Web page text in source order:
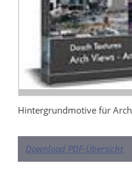
Hintergrundmotive für
Download PDF-Übersicht